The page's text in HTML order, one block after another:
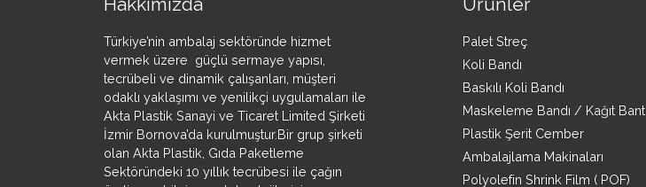
Türkiye’nin ambalaj sektöründe hizmet
vermek üzere güçlü sermaye yapısı,
tecrübeli ve dinamik çalışanları, müşteri
odaklı yaklaşımı ve yenilikçi uygulamaları ile
Akta Plastik Sanayi ve Ticaret Limited Şirketi
İzmir Bornova’da kurulmuştur.Bir grup şirketi
olan Akta Plastik, Gıda Paketleme
Sektöründeki 10 yıllık tecrübesi ile çağın
Palet Streç
Koli Bandı
Baskılı Koli Bandı
Maskeleme Bandı / Kağıt Bant
Plastik Şerit Cember
Ambalajlama Makinaları
Polyolefin Shrink Film ( POF)